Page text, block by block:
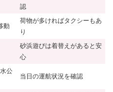
認
動
荷物が多ければタクシーもあ
り
砂浜遊びは着替えがあると安
心
公
当日の運航状況を確認